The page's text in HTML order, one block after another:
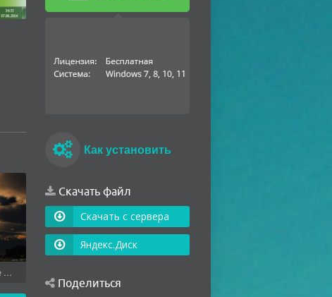
...
Как установить
Скачать файл
Скачать с сервера
Яндекс.Диск
Поделиться